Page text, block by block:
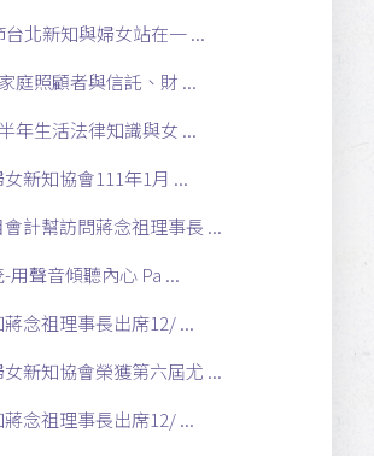
台北新知與婦女站在一 ...
庭照顧者與信託、財 ...
年生活法律知識與女 ...
新知協會111年1月 ...
計幫訪問蔣念祖理事長 ...
用聲音傾聽內心 Pa ...
念祖理事長出席12/ ...
新知協會榮獲第六屆尤 ...
念祖理事長出席12/ ...